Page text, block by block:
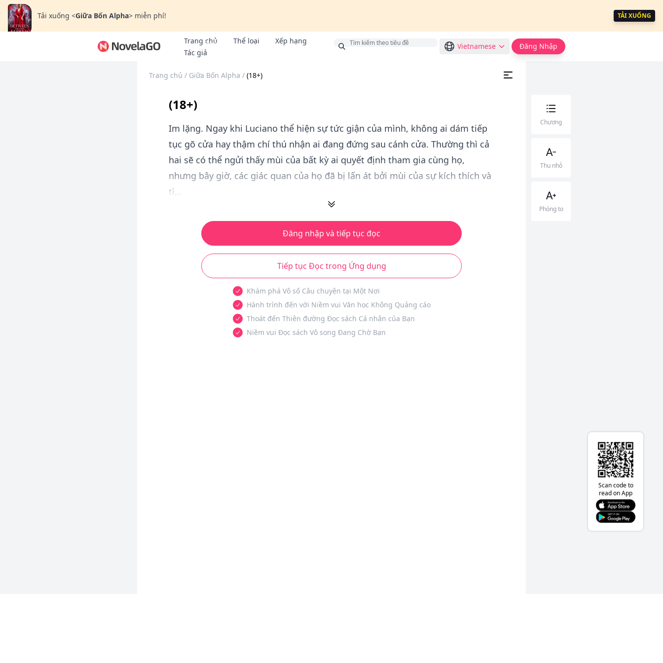
Tải xuống <Giữa Bốn Alpha> miễn phí! TẢI XUỐNG
Trang chủ Thể loại
Xếp hạng
Tác giả
Thưởng Vietnamese Đăng Nhập
Trang chủ / Giữa Bốn Alpha / (18+)
(18+)
Im lặng. Ngay khi Luciano thể hiện sự tức giận của mình, không ai dám tiếp
tục gõ cửa hay thậm chí thú nhận ai đang đứng sau cánh cửa. Thường thì cả
hai sẽ có thể ngửi thấy mùi của bất kỳ ai quyết định tham gia cùng họ,
nhưng bây giờ, các giác quan của họ đã bị lấn át bởi mùi của sự kích thích và
tì...
Đăng nhập và tiếp tục đọc
Tiếp tục Đọc trong Ứng dụng
Khám phá Vô số Câu chuyện tại Một Nơi
Hành trình đến với Niềm vui Văn học Không Quảng cáo
Thoát đến Thiên đường Đọc sách Cá nhân của Bạn
Niềm vui Đọc sách Vô song Đang Chờ Bạn
Chương
Thu nhỏ
Phóng to
Scan code to
read on App